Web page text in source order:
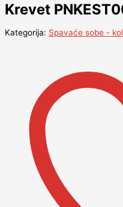
Krevet
Kategorija: Spavaće sobe -